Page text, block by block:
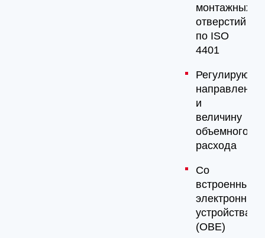
монтажных
отверстий
по ISO
4401
Регулируют
направление
и
величину
объемного
расхода
Со
встроенными
устройствами
(OBE)